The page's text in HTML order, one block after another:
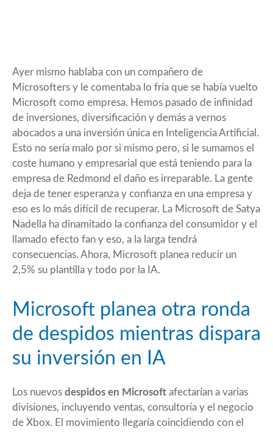
Ayer mismo hablaba con un compañero de
Microsofters y le comentaba lo fría que se había vuelto
Microsoft como empresa. Hemos pasado de infinidad
de inversiones, diversificación y demás a vernos
abocados a una inversión única en Inteligencia Artificial.
Esto no sería malo por si mismo pero, si le sumamos el
coste humano y empresarial que está teniendo para la
empresa de Redmond el daño es irreparable. La gente
deja de tener esperanza y confianza en una empresa y
eso es lo más difícil de recuperar. La Microsoft de Satya
Nadella ha dinamitado la confianza del consumidor y el
llamado efecto fan y eso, a la larga tendrá
consecuencias. Ahora, Microsoft planea reducir un
2,5% su plantilla y todo por la IA.
Microsoft planea otra ronda
de despidos mientras dispara
su inversión en IA
Los nuevos despidos en Microsoft afectarían a varias
divisiones, incluyendo ventas, consultoría y el negocio
de Xbox. El movimiento llegaría coincidiendo con el